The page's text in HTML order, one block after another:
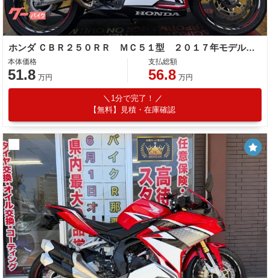
ホンダ ＣＢＲ２５０ＲＲ ＭＣ５１型 ２０１７年モデル ＥＴＣ グリップエンド 社外レバー マルチバー 社外サイレンサー
本体価格
51.8 万円
支払総額
56.8 万円
1分で完了！
【無料】見積・在庫確認